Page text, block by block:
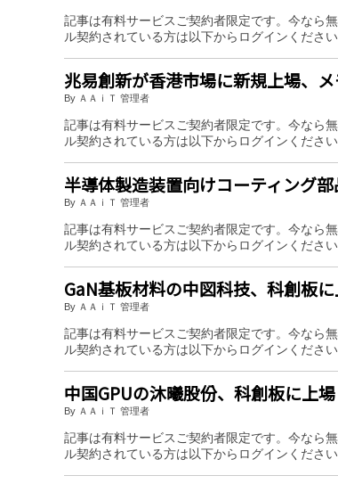
記事は有料サービスご契約者限定です。今なら
ル契約されている方は以下からログインくださ
兆易創新が香港市場に新規上場、
By ＡＡｉＴ 管理者
記事は有料サービスご契約者限定です。今なら
ル契約されている方は以下からログインくださ
半導体製造装置向けコーティング
By ＡＡｉＴ 管理者
記事は有料サービスご契約者限定です。今なら
ル契約されている方は以下からログインくださ
GaN基板材料の中図科技、科創板
By ＡＡｉＴ 管理者
記事は有料サービスご契約者限定です。今なら
ル契約されている方は以下からログインくださ
中国GPUの沐曦股份、科創板に上
By ＡＡｉＴ 管理者
記事は有料サービスご契約者限定です。今なら
ル契約されている方は以下からログインくださ